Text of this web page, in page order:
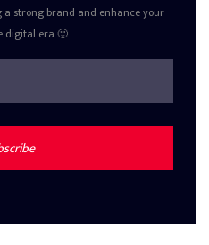
a strong brand and enhance your
digital era 🙂